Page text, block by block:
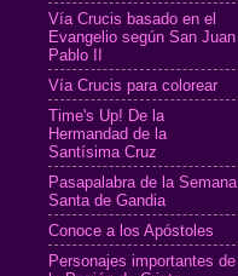
Vía Crucis basado en el
Evangelio según San Juan
Pablo II
Vía Crucis para colorear
Time's Up! De la
Hermandad de la
Santísima Cruz
Pasapalabra de la Semana
Santa de Gandia
Conoce a los Apóstoles
Personajes importantes de